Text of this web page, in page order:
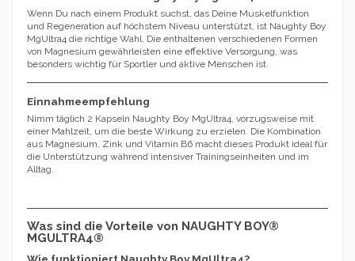
Wenn Du nach einem Produkt suchst, das Deine Muskelfunktion
und Regeneration auf höchstem Niveau unterstützt, ist Naughty Boy
MgUltra4 die richtige Wahl. Die enthaltenen verschiedenen Formen
von Magnesium gewährleisten eine effektive Versorgung, was
besonders wichtig für Sportler und aktive Menschen ist.
Einnahmeempfehlung
Nimm täglich 2 Kapseln Naughty Boy MgUltra4, vorzugsweise mit
einer Mahlzeit, um die beste Wirkung zu erzielen. Die Kombination
aus Magnesium, Zink und Vitamin B6 macht dieses Produkt ideal für
die Unterstützung während intensiver Trainingseinheiten und im
Alltag.
Was sind die Vorteile von NAUGHTY BOY®
MGULTRA4®
Wie funktioniert Naughty Boy MgUltra4?